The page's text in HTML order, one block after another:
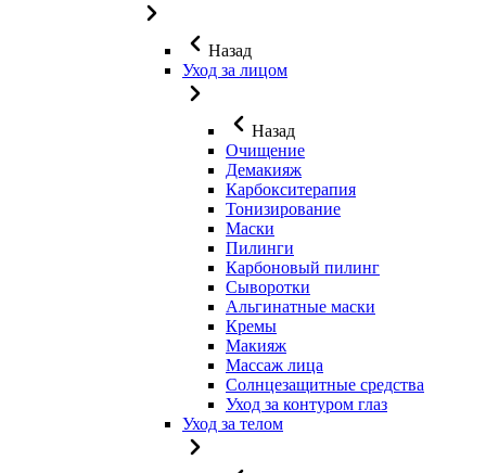
Назад
Уход за лицом
Назад
Очищение
Демакияж
Карбокситерапия
Тонизирование
Маски
Пилинги
Карбоновый пилинг
Сыворотки
Альгинатные маски
Кремы
Макияж
Массаж лица
Солнцезащитные средства
Уход за контуром глаз
Уход за телом